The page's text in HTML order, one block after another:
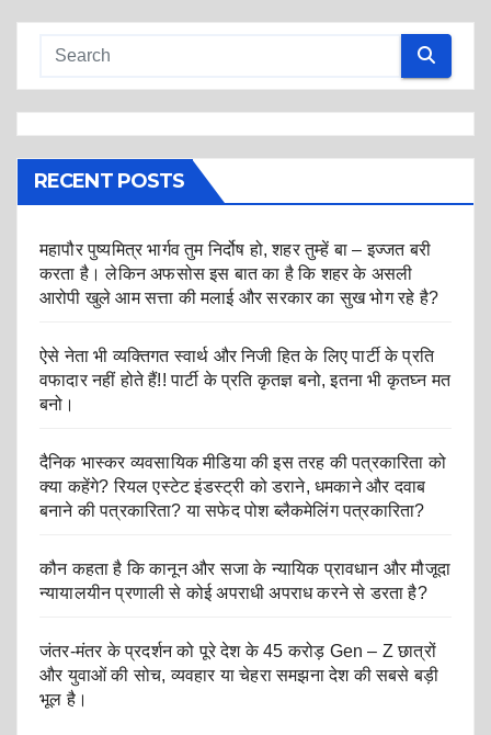
RECENT POSTS
महापौर पुष्यमित्र भार्गव तुम निर्दोष हो, शहर तुम्हें बा – इज्जत बरी
करता है। लेकिन अफसोस इस बात का है कि शहर के असली
आरोपी खुले आम सत्ता की मलाई और सरकार का सुख भोग रहे है?
ऐसे नेता भी व्यक्तिगत स्वार्थ और निजी हित के लिए पार्टी के प्रति
वफादार नहीं होते हैं!! पार्टी के प्रति कृतज्ञ बनो, इतना भी कृतघ्न मत
बनो।
दैनिक भास्कर व्यवसायिक मीडिया की इस तरह की पत्रकारिता को
क्या कहेंगे? रियल एस्टेट इंडस्ट्री को डराने, धमकाने और दवाब
बनाने की पत्रकारिता? या सफेद पोश ब्लैकमेलिंग पत्रकारिता?
कौन कहता है कि कानून और सजा के न्यायिक प्रावधान और मौजूदा
न्यायालयीन प्रणाली से कोई अपराधी अपराध करने से डरता है?
जंतर-मंतर के प्रदर्शन को पूरे देश के 45 करोड़ Gen – Z छात्रों
और युवाओं की सोच, व्यवहार या चेहरा समझना देश की सबसे बड़ी
भूल है।